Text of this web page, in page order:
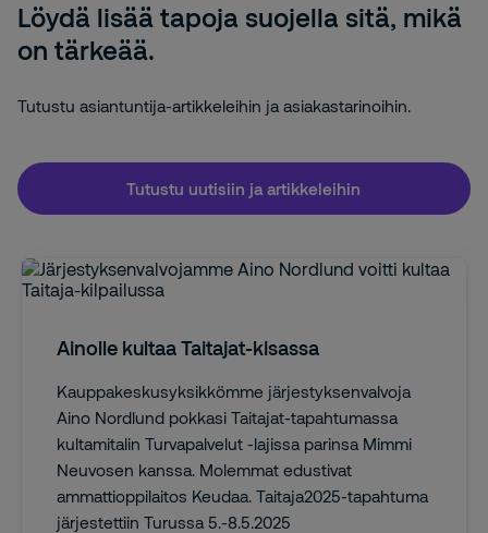
Löydä lisää tapoja suojella sitä, mikä
on tärkeää.
Tutustu asiantuntija-artikkeleihin ja asiakastarinoihin.
Tutustu uutisiin ja artikkeleihin
Ainolle kultaa Taitajat-kisassa
Kauppakeskusyksikkömme järjestyksenvalvoja
Aino Nordlund pokkasi Taitajat-tapahtumassa
kultamitalin Turvapalvelut -lajissa parinsa Mimmi
Neuvosen kanssa. Molemmat edustivat
ammattioppilaitos Keudaa. Taitaja2025-tapahtuma
järjestettiin Turussa 5.-8.5.2025